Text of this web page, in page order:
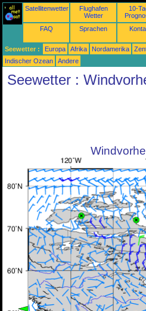
Satellitenwetter
Flughafen
Wetter
10-
FAQ Sprachen
Seewetter : Europa Afrika Nordamerika
Indischer Ozean
Andere
Seewetter :